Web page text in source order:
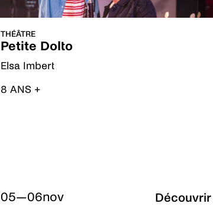
THÉÂTRE
Petite Dolto
Elsa Imbert
8 ANS +
nov
05—06